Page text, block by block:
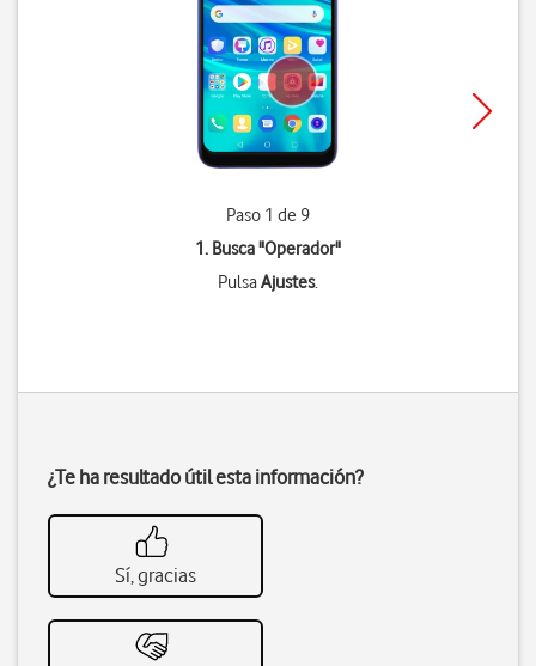
Paso 1 de 9
1. Busca "Operador"
PulsaAjustes.
¿Te ha resultado útil esta información?
Sí, gracias